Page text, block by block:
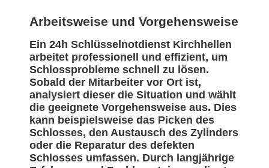
Arbeitsweise und Vorgehensweise
Ein 24h Schlüsselnotdienst Kirchhellen
arbeitet professionell und effizient, um
Schlossprobleme schnell zu lösen.
Sobald der Mitarbeiter vor Ort ist,
analysiert dieser die Situation und wählt
die geeignete Vorgehensweise aus. Dies
kann beispielsweise das Picken des
Schlosses, den Austausch des Zylinders
oder die Reparatur des defekten
Schlosses umfassen. Durch langjährige